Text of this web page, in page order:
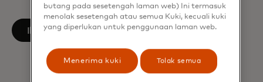
Ikuti di LinkedIn
opens in a new tab
butang pada sesetengah laman web) Ini termasuk
menolak sesetengah atau semua Kuki, kecuali kuki
yang diperlukan untuk penggunaan laman web.
Menerima kuki Tolak semua